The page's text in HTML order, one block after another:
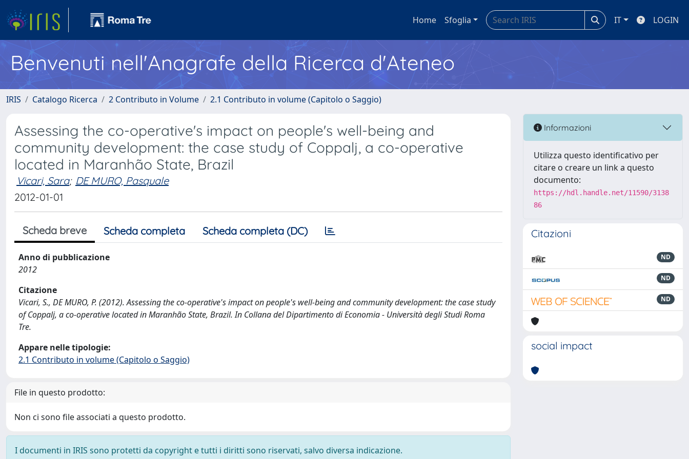
Home Sfoglia IT LOGIN
Benvenuti nell'Anagrafe della Ricerca d'Ateneo
IRIS Catalogo Ricerca 2 Contributo in Volume 2.1 Contributo in volume (Capitolo o Saggio)
Assessing the co-operative's impact on people's well-being and
community development: the case study of Coppalj, a co-operative
located in Maranhão State, Brazil
Vicari, Sara; DE MURO, Pasquale
2012-01-01
Scheda breve Scheda completa Scheda completa (DC)
Anno di pubblicazione
2012
Citazione
Vicari, S., DE MURO, P. (2012). Assessing the co-operative's impact on people's well-being and community development: the case study
of Coppalj, a co-operative located in Maranhão State, Brazil. In Collana del Dipartimento di Economia - Università degli Studi Roma
Tre.
Appare nelle tipologie:
2.1 Contributo in volume (Capitolo o Saggio)
File in questo prodotto:
Non ci sono file associati a questo prodotto.
I documenti in IRIS sono protetti da copyright e tutti i diritti sono riservati, salvo diversa indicazione.
Informazioni
Utilizza questo identificativo per
citare o creare un link a questo
documento:
https://hdl.handle.net/11590/3138
86
Citazioni
ND
ND
ND
social impact